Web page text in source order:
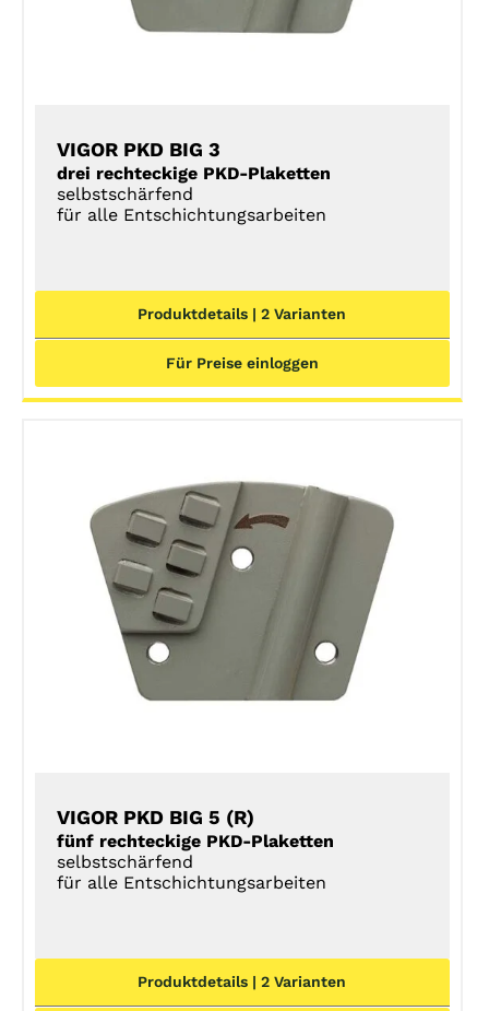
VIGOR PKD BIG 3
drei rechteckige PKD-Plaketten
selbstschärfend
für alle Entschichtungsarbeiten
Produktdetails | 2 Varianten
Für Preise einloggen
VIGOR PKD BIG 5 (R)
fünf rechteckige PKD-Plaketten
selbstschärfend
für alle Entschichtungsarbeiten
Produktdetails | 2 Varianten